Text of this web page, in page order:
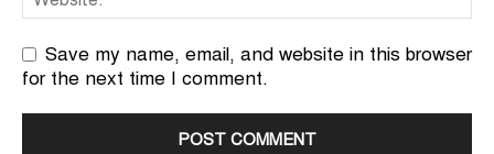
Save my name, email, and website in this browser
for the next time I comment.